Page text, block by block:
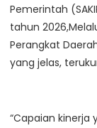
Pemerintah
tahun
Perangkat
yang jelas,
“Capaian